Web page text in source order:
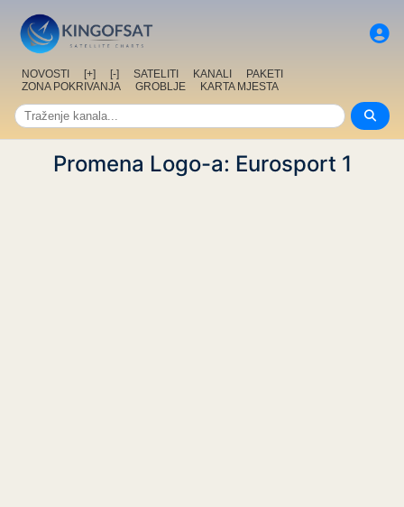
NOVOSTI [+] [-] SATELITI KANALI
PAKETI
ZONA POKRIVANJA
GROBLJE KARTA MJESTA
Promena Logo-a: Eurosport 1